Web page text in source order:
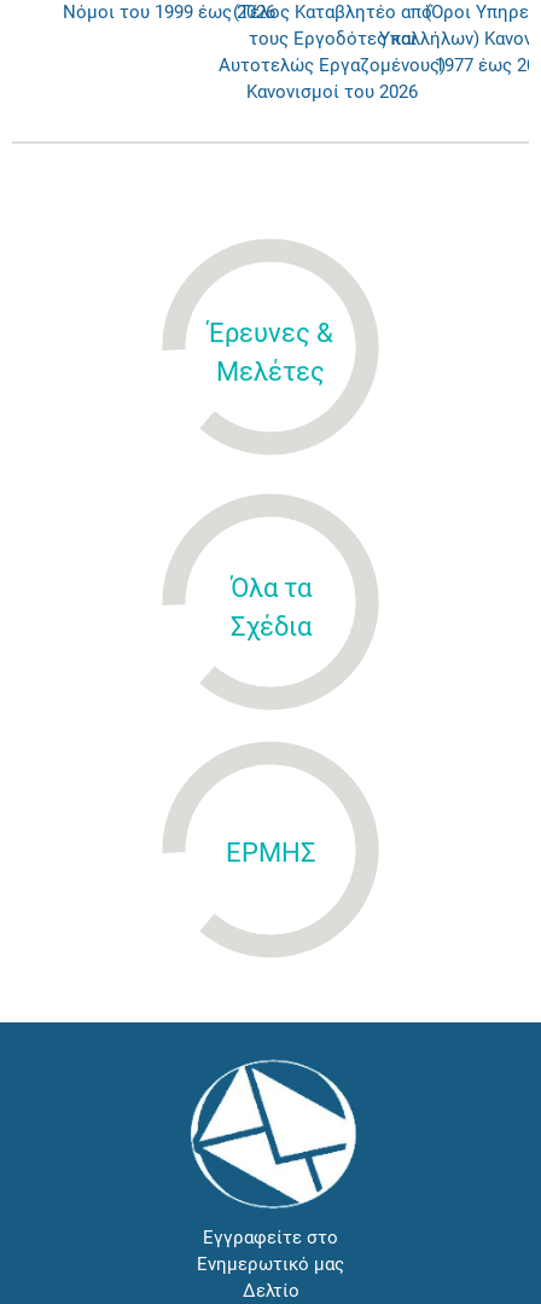
Νόμοι του 1999 έως 2026(Τέλος Καταβλητέο από
τους Εργοδότες και
Αυτοτελώς Εργαζομένους)
Κανονισμοί του 2026
(Όροι
Υπαλλήλων)
1977 έως
Έρευνες &
Μελέτες
Όλα τα
Σχέδια
ΕΡΜΗΣ
Εγγραφείτε στο
Ενημερωτικό μας
Δελτίο